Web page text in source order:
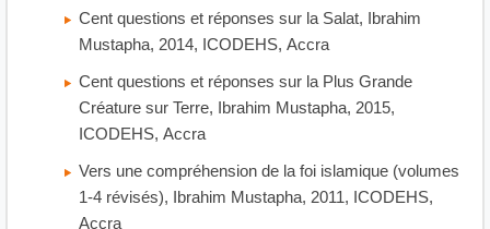
Cent questions et réponses sur la Salat, Ibrahim
Mustapha, 2014, ICODEHS, Accra
Cent questions et réponses sur la Plus Grande
Créature sur Terre, Ibrahim Mustapha, 2015,
ICODEHS, Accra
Vers une compréhension de la foi islamique (volumes
1-4 révisés), Ibrahim Mustapha, 2011, ICODEHS,
Accra